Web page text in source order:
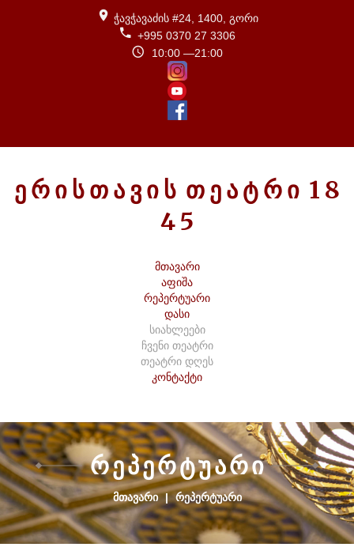
ჭავჭავაძის #24, 1400, გორი
+995 0370 27 3306
10:00 —21:00
ᲔᲠᲘᲡᲗᲐᲕᲘᲡ ᲗᲔᲐᲢᲠᲘ 1 8
45
მთავარი
აფიშა
რეპერტუარი
დასი
სიახლეები
ჩვენი თეატრი
თეატრი დღეს
კონტაქტი
ᲠᲔᲞᲔᲠᲢᲣᲐᲠᲘ
ᲛᲗᲐᲕᲐᲠᲘ | ᲠᲔᲞᲔᲠᲢᲣᲐᲠᲘ